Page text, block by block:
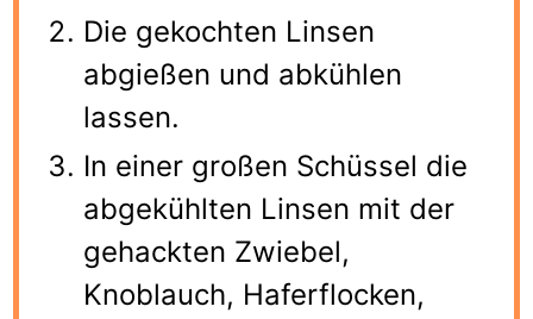
Die gekochten Linsen
abgießen und abkühlen
lassen.
In einer großen Schüssel die
abgekühlten Linsen mit der
gehackten Zwiebel,
Knoblauch, Haferflocken,